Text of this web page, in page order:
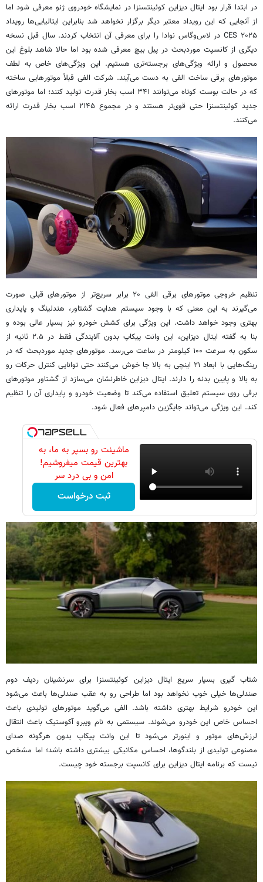
در ابتدا قرار بود ایتال دیزاین کوئینتسنزا در نمایشگاه خودروی ژنو معرفی شود اما
از آنجایی که این رویداد معتبر دیگر برگزار نخواهد شد بنابراین ایتالیایی‌ها رویداد
CES ۲۰۲۵ در لاس‌وگاس نوادا را برای معرفی آن انتخاب کردند. سال قبل نسخه
دیگری از کانسپت موردبحث در پبل بیچ معرفی شده بود اما حالا شاهد بلوغ این
محصول و ارائه ویژگی‌های برجسته‌تری هستیم. این ویژگی‌های خاص به لطف
موتورهای برقی ساخت الفی به دست می‌آیند. شرکت الفی قبلاً موتورهایی ساخته
که در حالت بوست کوتاه می‌توانند ۳۴۱ اسب بخار قدرت تولید کنند؛ اما موتورهای
جدید کوئینتسنزا حتی قوی‌تر هستند و در مجموع ۲۱۴۵ اسب بخار قدرت ارائه
می‌کنند.
تنظیم خروجی موتورهای برقی الفی ۲۰ برابر سریع‌تر از موتورهای قبلی صورت
می‌گیرند به این معنی که با وجود سیستم هدایت گشتاور، هندلینگ و پایداری
بهتری وجود خواهد داشت. این ویژگی برای کشش خودرو نیز بسیار عالی بوده و
بنا به گفته ایتال دیزاین، این وانت پیکاپ بدون آلایندگی فقط در ۲.۵ ثانیه از
سکون به سرعت ۱۰۰ کیلومتر در ساعت می‌رسد. موتورهای جدید موردبحث که در
رینگ‌هایی با ابعاد ۲۱ اینچی به بالا جا خوش می‌کنند حتی توانایی کنترل حرکات رو
به بالا و پایین بدنه را دارند. ایتال دیزاین خاطرنشان می‌سازد از گشتاور موتورهای
برقی روی سیستم تعلیق استفاده می‌کند تا وضعیت خودرو و پایداری آن را تنظیم
کند. این ویژگی می‌تواند جایگزین دامپرهای فعال شود.
ماشینت رو بسپر به ما، به
بهترین قیمت میفروشیم!
امن و بی درد سر
ثبت درخواست
شتاب گیری بسیار سریع ایتال دیزاین کوئینتسنزا برای سرنشینان ردیف دوم
صندلی‌ها خیلی خوب نخواهد بود اما طراحی رو به عقب صندلی‌ها باعث می‌شود
این خودرو شرایط بهتری داشته باشد. الفی می‌گوید موتورهای تولیدی باعث
احساس خاص این خودرو می‌شوند. سیستمی به نام ویبرو آکوستیک باعث انتقال
لرزش‌های موتور و اینورتر می‌شود تا این وانت پیکاپ بدون هرگونه صدای
مصنوعی تولیدی از بلندگوها، احساس مکانیکی بیشتری داشته باشد؛ اما مشخص
نیست که برنامه ایتال دیزاین برای کانسپت برجسته خود چیست.